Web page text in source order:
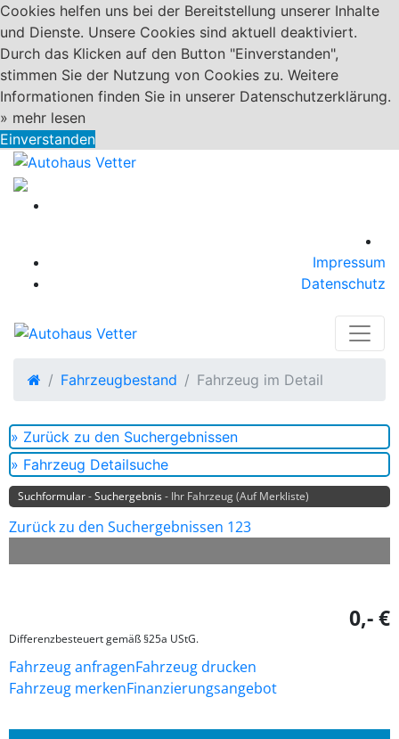
Cookies helfen uns bei der Bereitstellung unserer Inhalte
und Dienste. Unsere Cookies sind aktuell deaktiviert.
Durch das Klicken auf den Button "Einverstanden",
stimmen Sie der Nutzung von Cookies zu. Weitere
Informationen finden Sie in unserer Datenschutzerklärung.
» mehr lesen
Einverstanden
Impressum
Datenschutz
Fahrzeugbestand Fahrzeug im Detail
» Zurück zu den Suchergebnissen
» Fahrzeug Detailsuche
Suchformular-Suchergebnis- Ihr Fahrzeug (Auf Merkliste)
Zurück zu den Suchergebnissen 123
0,- €
Differenzbesteuert gemäß §25a UStG.
Fahrzeug anfragenFahrzeug drucken
Fahrzeug merkenFinanzierungsangebot